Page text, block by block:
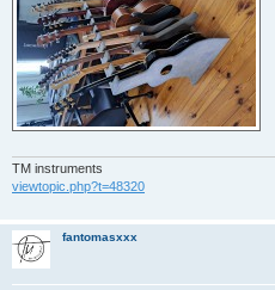
TM instruments
viewtopic.php?t=48320
fantomasxxx